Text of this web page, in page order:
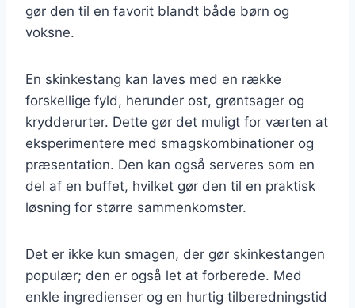
gør den til en favorit blandt både børn og
voksne.
En skinkestang kan laves med en række
forskellige fyld, herunder ost, grøntsager og
krydderurter. Dette gør det muligt for værten at
eksperimentere med smagskombinationer og
præsentation. Den kan også serveres som en
del af en buffet, hvilket gør den til en praktisk
løsning for større sammenkomster.
Det er ikke kun smagen, der gør skinkestangen
populær; den er også let at forberede. Med
enkle ingredienser og en hurtig tilberedningstid